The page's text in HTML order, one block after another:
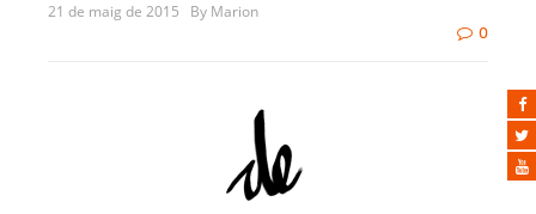
21 de maig de 2015 By Marion
0